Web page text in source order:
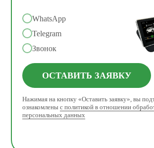
WhatsApp
Telegram
Звонок
ОСТАВИТЬ ЗАЯВКУ
Нажимая на кнопку «Оставить заявку», вы
ознакомлены с политикой в отношении
персональных данных